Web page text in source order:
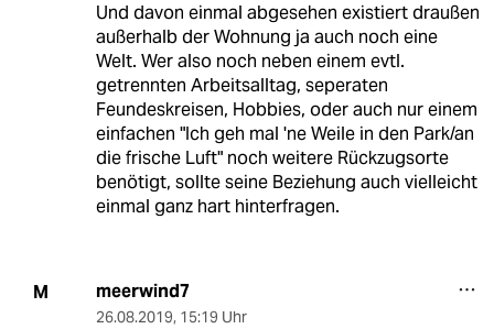
Und davon einmal abgesehen existiert draußen
außerhalb der Wohnung ja auch noch eine
Welt. Wer also noch neben einem evtl.
getrennten Arbeitsalltag, seperaten
Feundeskreisen, Hobbies, oder auch nur einem
einfachen "Ich geh mal 'ne Weile in den Park/an
die frische Luft" noch weitere Rückzugsorte
benötigt, sollte seine Beziehung auch vielleicht
einmal ganz hart hinterfragen.
M meerwind7
26.08.2019, 15:19 Uhr